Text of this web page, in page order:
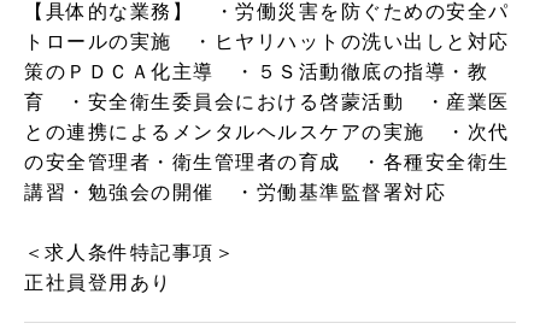
【具体的な業務】 ・労働災害を防ぐための安全パ
トロールの実施 ・ヒヤリハットの洗い出しと対応
策のＰＤＣＡ化主導 ・５Ｓ活動徹底の指導・教
育 ・安全衛生委員会における啓蒙活動 ・産業医
との連携によるメンタルヘルスケアの実施 ・次代
の安全管理者・衛生管理者の育成 ・各種安全衛生
講習・勉強会の開催 ・労働基準監督署対応
＜求人条件特記事項＞
正社員登用あり